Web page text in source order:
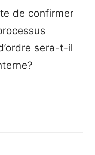
de confirmer
sera-t-il